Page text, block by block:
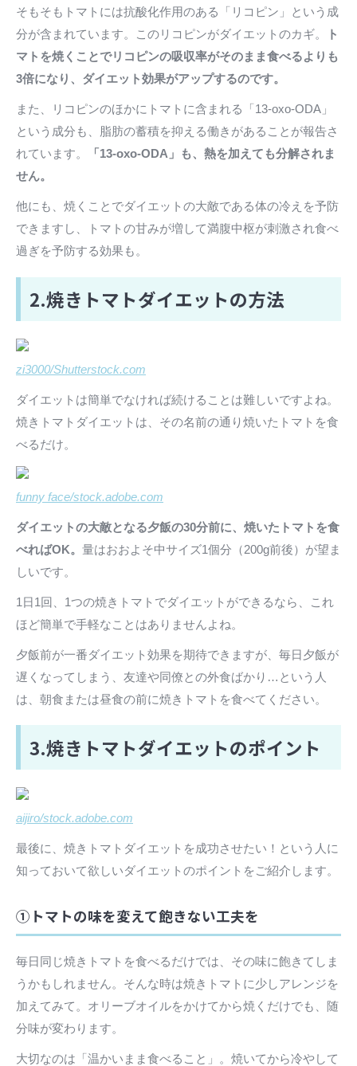
そもそもトマトには抗酸化作用のある「リコピン」という成
分が含まれています。このリコピンがダイエットのカギ。
ト
マトを焼くことでリコピンの吸収率がそのまま食べるよりも
3倍になり、ダイエット効果がアップするのです。
また、リコピンのほかにトマトに含まれる「13-oxo-ODA」
という成分も、脂肪の蓄積を抑える働きがあることが報告さ
れています。
「13-oxo-ODA」も、熱を加えても分解されま
せん。
他にも、焼くことでダイエットの大敵である体の冷えを予防
できますし、トマトの甘みが増して満腹中枢が刺激され食べ
過ぎを予防する効果も。
2.焼きトマトダイエットの方法
zi3000/Shutterstock.com
ダイエットは簡単でなければ続けることは難しいですよね。
焼きトマトダイエットは、その名前の通り焼いたトマトを食
べるだけ。
funny face/stock.adobe.com
ダイエットの大敵となる夕飯の30分前に、焼いたトマトを食
べればOK。 量はおおよそ中サイズ1個分（200g前後）が望ま
しいです。
1日1回、1つの焼きトマトでダイエットができるなら、これ
ほど簡単で手軽なことはありませんよね。
夕飯前が一番ダイエット効果を期待できますが、毎日夕飯が
遅くなってしまう、友達や同僚との外食ばかり…という人
は、朝食または昼食の前に焼きトマトを食べてください。
3.焼きトマトダイエットのポイント
aijiro/stock.adobe.com
最後に、焼きトマトダイエットを成功させたい！という人に
知っておいて欲しいダイエットのポイントをご紹介します。
①トマトの味を変えて飽きない工夫を
毎日同じ焼きトマトを食べるだけでは、その味に飽きてしま
うかもしれません。そんな時は焼きトマトに少しアレンジを
加えてみて。オリーブオイルをかけてから焼くだけでも、随
分味が変わります。
大切なのは「温かいまま食べること」。焼いてから冷やして